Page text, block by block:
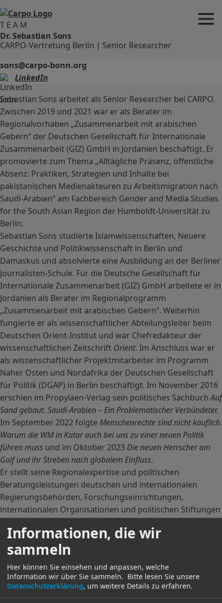
TEAM
Dr. Sebastian Sons
CARPO-Vertretung Berlin | Senior Researcher
sons@carpo-bonn.org
LinkedIn
Sebastian Sons arbeitet als Senior Researcher bei CARPO.
Zwischen 2019 und 2021 war er als Berater im
Regionalvorhaben „Zusammenarbeit mit arabischen
Gebern“ der Deutschen Gesellschaft für Internationale
Zusammenarbeit (GIZ) GmbH in Jordanien beschäftigt. Er
promovierte zum Thema „Alltägliche Präsenz, öffentliche
Absenz: Praktiken, Strategien und Inhalte bei
pakistanischen Medienakteuren zu Arbeitsmigration nach
Saudi-Arabien“ am Fachbereich Gender and Media Studies
for the South Asian Region der Humboldt-Universität zu
Berlin.
Sebastian Sons studierte Islamwissenschaften, Neuere
Geschichte und Politikwissenschaft in Berlin und
Damaskus und absolvierte eine Ausbildung an der Berliner
Journalisten-Schule. Für die Deutsche Gesellschaft für
Internationale Zusammenarbeit (GIZ) GmbH arbeitete er in
Jordanien als Berater im Regionalprogramm
„Zusammenarbeit mit arabischen Gebern“. Weiterhin
fungierte er als wissenschaftlicher Abteilungsleiter beim
Deutschen Orient-Institut und war Chefredakteur der
wissenschaftlichen Zeitschrift Orient. Im Anschluss war er
als wissenschaftlicher Projektmitarbeiter im Programm
Naher Osten und Nordafrika der Deutschen Gesellschaft
für Politik (DGAP) in Berlin beschäftigt. Im November 2016
erschien im Propyläen-Verlag sein politisches SachbuchAuf
Sand gebaut. Saudi-Arabien – Ein Problematischer Verbündeter.
Im September 2022 folgte Menschenrechte sind nicht käuflich.
Warum die WM in Katar auch bei uns zu einer neuen Politik
führen muss und im Oktober 2023 Die neuen Herrscher am
Golf und ihr Streben nach globalem Einfluss.
Er stellt seine Regionalexpertise und politischen
Beratungsleistungen deutschen und internationalen
Regierungsbehörden, Forschungseinrichtungen,
internationalen Organisationen und politischen Stiftungen
deutschsprachigen und internationalen Medien sowie in
Fachbeiträgen und Artikeln politische, gesellschaftliche
Golfstaaten. Weiterhin engagiert er sich in Dialogformaten
mit Stakeholdern aus der Golfregion. Er bereist seit 2009
zu Forschungszwecken regelmäßig die arabischen
Informationen, die wir
sammeln
Hier können Sie einsehen und anpassen, welche
Information wir über Sie sammeln. Bitte lesen Sie unsere
Datenschutzerklärung, um weitere Details zu erfahren.